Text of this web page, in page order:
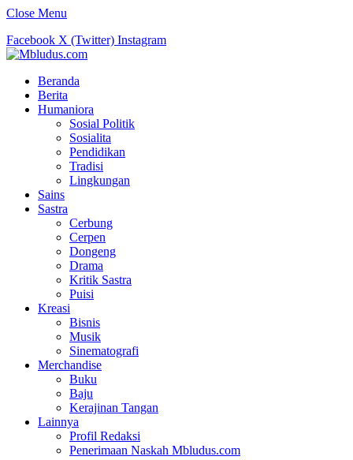
Close Menu
Facebook X (Twitter) Instagram
Beranda
Berita
Humaniora
Sosial Politik
Sosialita
Pendidikan
Tradisi
Lingkungan
Sains
Sastra
Cerbung
Cerpen
Dongeng
Drama
Kritik Sastra
Puisi
Kreasi
Bisnis
Musik
Sinematografi
Merchandise
Buku
Baju
Kerajinan Tangan
Lainnya
Profil Redaksi
Penerimaan Naskah Mbludus.com